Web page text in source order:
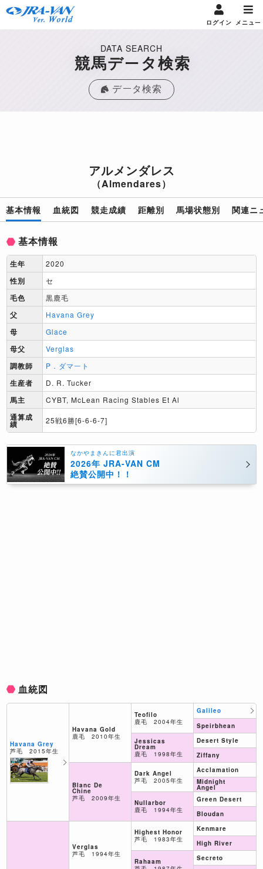
ログイン メニュー
DATA SEARCH
競馬データ検索
データ検索
アルメンダレス
（Almendares）
基本情報 血統図 競走成績 距離別 馬場状態別 関連ニ
基本情報
生年 2020
性別 セ
毛色 黒鹿毛
父 Havana Grey
母 Glace
母父 Verglas
調教師 P．ダマート
生産者 D. R. Tucker
馬主 CYBT, McLean Racing Stables Et Al
通算成
績 25戦6勝[6-6-6-7]
なかやまきんに君出演
2026年 JRA-VAN CM
絶賛公開中！！
血統図
Havana Grey
芦毛 2015年生
Havana Gold
鹿毛 2010年生
Blanc De
Chine
芦毛 2009年生
Verglas
芦毛 1994年生
Teofilo
鹿毛 2004年生
Jessicas
Dream
鹿毛 1998年生
Dark Angel
芦毛 2005年生
Nullarbor
鹿毛 1994年生
Highest Honor
芦毛 1983年生
Rahaam
Galileo
Speirbhean
Desert Style
Ziffany
Acclamation
Midnight
Angel
Green Desert
Bloudan
Kenmare
High River
Secreto